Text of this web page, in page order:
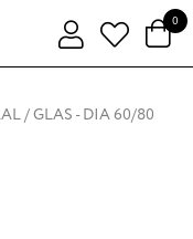
0
/ GLAS - DIA 60/80